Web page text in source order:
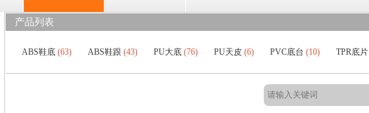
产品列表
ABS鞋底 (63) ABS鞋跟 (43) PU大底 (76) PU天皮 (6) PVC底台 (10) TPR底片